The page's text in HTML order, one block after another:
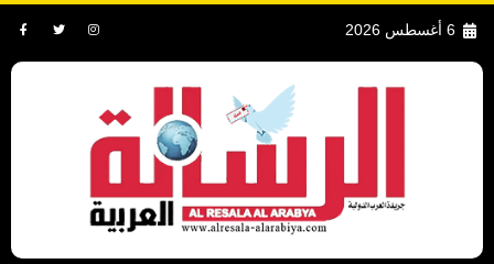
6 أغسطس 2026